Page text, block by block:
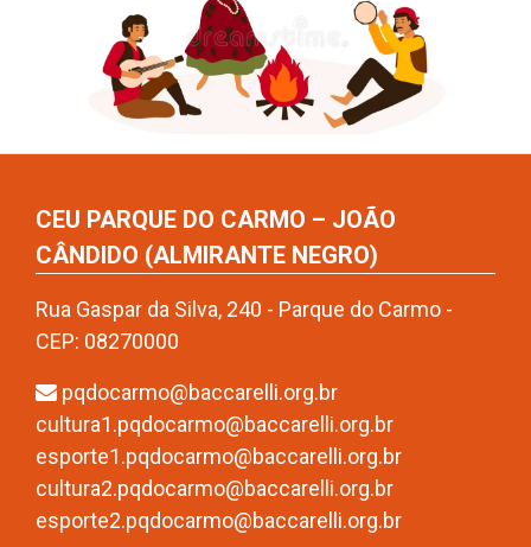
CEU PARQUE DO CARMO – JOÃO
CÂNDIDO (ALMIRANTE NEGRO)
Rua Gaspar da Silva, 240 - Parque do Carmo -
CEP: 08270000
pqdocarmo@baccarelli.org.br
cultura1.pqdocarmo@baccarelli.org.br
esporte1.pqdocarmo@baccarelli.org.br
cultura2.pqdocarmo@baccarelli.org.br
esporte2.pqdocarmo@baccarelli.org.br